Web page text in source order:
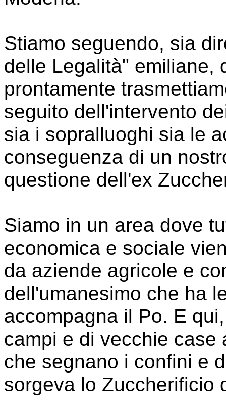
Stiamo seguendo, sia
delle Legalità" emiliane,
prontamente
seguito dell'intervento
sia i sopralluoghi sia le
conseguenza di un
questione dell'ex
Siamo in un area dove
economica e sociale
da aziende agricole e
dell'umanesimo che ha
accompagna il Po. E
campi e di vecchie
che segnano i confini e
sorgeva lo Zuccherificio